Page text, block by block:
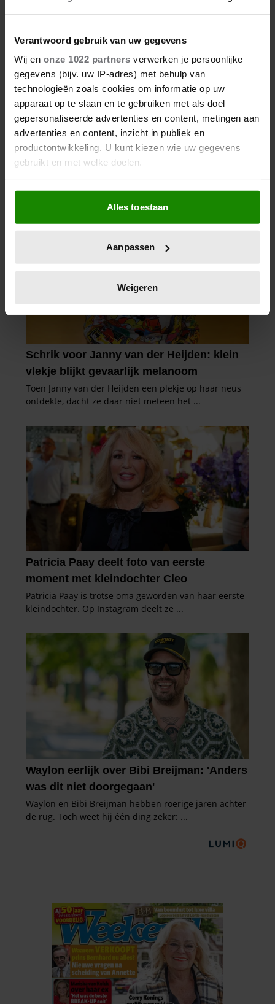
Verantwoord gebruik van uw gegevens
Wij en onze 1022 partners verwerken je persoonlijke
gegevens (bijv. uw IP-adres) met behulp van
technologieën zoals cookies om informatie op uw
apparaat op te slaan en te gebruiken met als doel
gepersonaliseerde advertenties en content, metingen aan
advertenties en content, inzicht in publiek en
productontwikkeling. U kunt kiezen wie uw gegevens
gebruikt en met welke doelen.
Als u het toestaat, willen we ook graag:
Informatie verzamelen over uw geografische
locatie, die tot een paar meter nauwkeurig kan zijn
scannen op specifieke eigenschappen (fingerprinting)
verwerkt en stel uw voorkeuren in het
intrekken in de Cookieverklaring.
We gebruiken cookies om content en advertenties te
personaliseren, om functies voor social media te bieden
en om ons websiteverkeer te analyseren. Ook delen we
informatie over uw gebruik van onze site met onze
partners voor social media, adverteren en analyse. Deze
informatie die u aan ze heeft verstrekt of die ze hebben
verzameld op basis van uw gebruik van hun services. U
gaat akkoord met onze cookies als u onze website blijft
gebruiken.
Alles toestaan
Aanpassen
Weigeren